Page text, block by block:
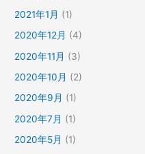
2021年1月 (1)
2020年12月 (4)
2020年11月 (3)
2020年10月 (2)
2020年9月 (1)
2020年7月 (1)
2020年5月 (1)